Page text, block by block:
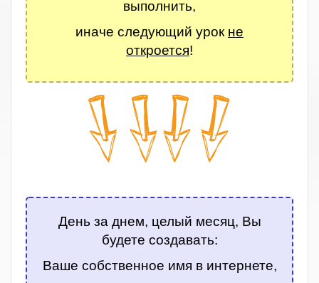
выполнить,
иначе следующий урок не
откроется!
День за днем, целый месяц, Вы
будете создавать:
Ваше собственное имя в интернете,